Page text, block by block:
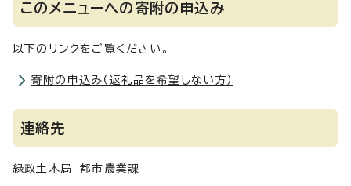
このメニューへの寄附の申込み
以下のリンクをご覧ください。
寄附の申込み（返礼品を希望しない方）
連絡先
緑政土木局 都市農業課